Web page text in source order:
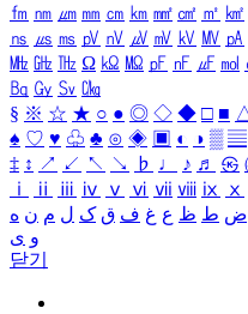
㎙ ㎚ ㎛ ㎜ ㎝ ㎞ ㎟ ㎠ ㎡ ㎢
㎱ ㎲ ㎳ ㎴ ㎵ ㎶ ㎷ ㎸ ㎹ ㎀
㎒ ㎓ ㎔ Ω ㏀ ㏁ ㎊ ㎋ ㎌ ㏖
㏃ ㏉ ㏜ ㏆
§ ※ ☆ ★ ○ ● ◎ ◇ ◆ □ ■
♠ ♡ ♥ ♧ ♣ ⊙ ◈ ▣ ◐ ◑ ▒ ▤
‡ ↕ ↗ ↙ ↖ ↘ ♭ ♩ ♪ ♬ ㉿
ⅰ
ⅱ ⅲ ⅳ ⅴ ⅵ ⅶ ⅷ ⅸ ⅹ
ض ط ظ ع غ ف ق ک ل م ن ه
و ی
닫기